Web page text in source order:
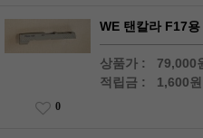
WE 탠칼라 F17
상품가 : 79,000
적립금 : 1,600원
0